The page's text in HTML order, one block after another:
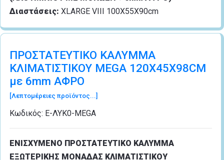
Διαστάσεις: XLARGE VIII 100Χ55Χ90cm
ΠΡΟΣΤΑΤΕΥΤΙΚΟ ΚΑΛΥΜΜΑ
ΚΛΙΜΑΤΙΣΤΙΚΟΥ MEGA 120Χ45Χ98CM
με 6mm ΑΦΡΟ
[Λεπτομέρειες προϊόντος...]
Κωδικός: Ε-ΛΥΚ0-MEGA
ΕΝΙΣΧΥΜΕΝΟ ΠΡΟΣΤΑΤΕΥΤΙΚΟ ΚΑΛΥΜΜΑ
ΕΞΩΤΕΡΙΚΗΣ ΜΟΝΑΔΑΣ ΚΛΙΜΑΤΙΣΤΙΚΟΥ